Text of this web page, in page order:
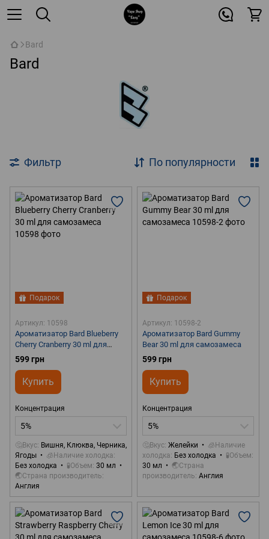
Bard
Bard
Фильтр По популярности
Подарок
Артикул: 10598
Ароматизатор Bard Blueberry
Cherry Cranberry 30 ml для
самозамеса
599 грн
Купить
Концентрация
5%
🤔Вкус Вишня, Клюква, Черника,
Ягоды
🧊Наличие холодка
Без холодка
🧪Объем 30 мл
🌏Страна производитель
Англия
Подарок
Артикул: 10598-2
Ароматизатор Bard Gummy
Bear 30 ml для самозамеса
599 грн
Купить
Концентрация
5%
🤔Вкус Желейки
🧊Наличие
холодка
Без холодка
🧪Объем
30 мл
🌏Страна
производитель Англия